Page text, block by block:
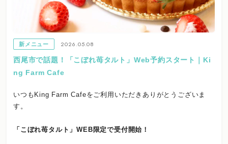
新メニュー
2026.05.08
西尾市で話題！「こぼれ苺タルト」Web予約スタート｜Ki
ng Farm Cafe
いつもKing Farm Cafeをご利用いただきありがとうございま
す。
「こぼれ苺タルト」WEB限定で受付開始！